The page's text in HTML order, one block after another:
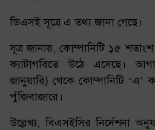
ডিএসই সূত্রে এ তথ্য জানা গেছে।
সূত্র জানায়, কোম্পানিটি ১৫
ক্যাটাগরিতে উঠে এসেছে।
জানুয়ারি) থেকে কোম্পানিটি ‘এ’
পুঁজিবাজারে।
উল্লেখ্য, বিএসইসির নির্দেশনা